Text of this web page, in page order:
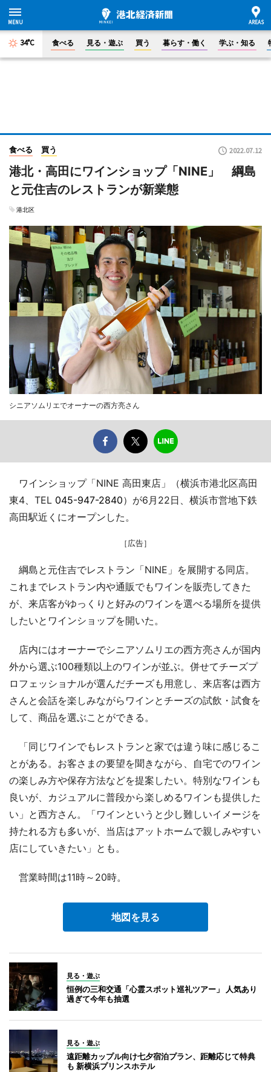
34°C 食べる 見る・遊ぶ 買う 暮らす・働く 学ぶ・知る
食べる 買う 2022.07.12
港北・高田にワインショップ「NINE」 綱島
と元住吉のレストランが新業態
港北区
シニアソムリエでオーナーの西方亮さん
ワインショップ「NINE 高田東店」（横浜市港北区高田
東4、TEL 045-947-2840）が6月22日、横浜市営地下鉄
高田駅近くにオープンした。
［広告］
綱島と元住吉でレストラン「NINE」を展開する同店。
これまでレストラン内や通販でもワインを販売してきた
が、来店客がゆっくりと好みのワインを選べる場所を提供
したいとワインショップを開いた。
店内にはオーナーでシニアソムリエの西方亮さんが国内
外から選ぶ100種類以上のワインが並ぶ。併せてチーズプ
ロフェッショナルが選んだチーズも用意し、来店客は西方
さんと会話を楽しみながらワインとチーズの試飲・試食を
して、商品を選ぶことができる。
「同じワインでもレストランと家では違う味に感じるこ
とがある。お客さまの要望を聞きながら、自宅でのワイン
の楽しみ方や保存方法などを提案したい。特別なワインも
良いが、カジュアルに普段から楽しめるワインも提供した
い」と西方さん。「ワインというと少し難しいイメージを
持たれる方も多いが、当店はアットホームで親しみやすい
店にしていきたい」とも。
営業時間は11時～20時。
地図を見る
見る・遊ぶ
恒例の三和交通「心霊スポット巡礼ツアー」 人気あり
過ぎて今年も抽選
見る・遊ぶ
遠距離カップル向け七夕宿泊プラン、距離応じて特典
も 新横浜プリンスホテル